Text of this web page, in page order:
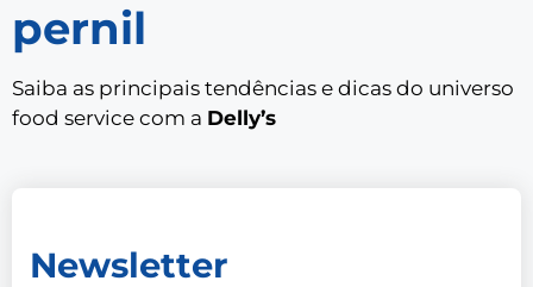
pernil
Saiba as principais tendências e dicas do universo
food service com a Delly’s
Newsletter